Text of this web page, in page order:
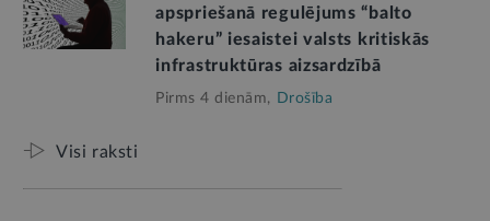
apspriešanā regulējums “balto
hakeru” iesaistei valsts kritiskās
infrastruktūras aizsardzībā
Pirms 4 dienām, Drošība
Visi raksti